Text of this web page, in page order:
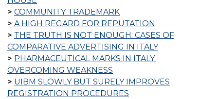
COMMUNITY TRADEMARK
A HIGH REGARD FOR REPUTATION
THE TRUTH IS NOT ENOUGH: CASES OF
COMPARATIVE ADVERTISING IN ITALY
PHARMACEUTICAL MARKS IN ITALY:
OVERCOMING WEAKNESS
UIBM SLOWLY BUT SURELY IMPROVES
REGISTRATION PROCEDURES